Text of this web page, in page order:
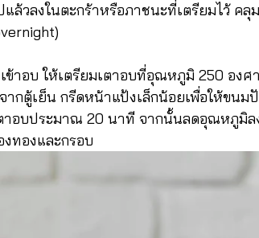
ล้วลงในตะกร้าหรือภาชนะที่เตรียมไว้
าอบ ให้เตรียมเตาอบที่อุณหภูมิ 250 องศ
ากตู้เย็น กรีดหน้าแป้งเล็กน้อยเพื่อให้ขนม
าอบประมาณ 20 นาที จากนั้นลดอุณหภูมิล
ทองและกรอบ